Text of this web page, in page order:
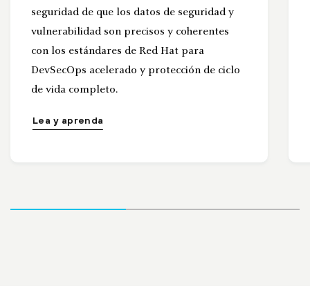
seguridad de que los datos de seguridad y
vulnerabilidad son precisos y coherentes
con los estándares de Red Hat para
DevSecOps acelerado y protección de ciclo
de vida completo.
Lea y aprenda